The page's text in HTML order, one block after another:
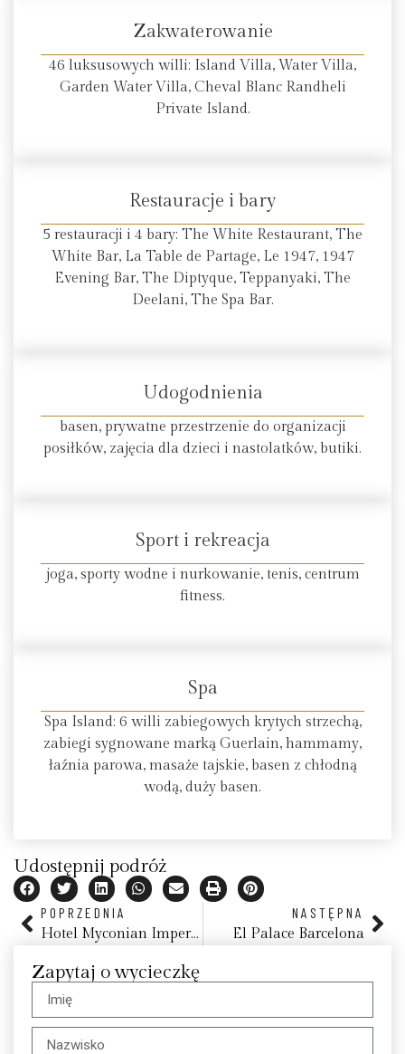
Zakwaterowanie
46 luksusowych willi: Island Villa, Water Villa,
Garden Water Villa, Cheval Blanc Randheli
Private Island.
Restauracje i bary
5 restauracji i 4 bary: The White Restaurant, The
White Bar, La Table de Partage, Le 1947, 1947
Evening Bar, The Diptyque, Teppanyaki, The
Deelani, The Spa Bar.
Udogodnienia
basen, prywatne przestrzenie do organizacji
posiłków, zajęcia dla dzieci i nastolatków, butiki.
Sport i rekreacja
joga, sporty wodne i nurkowanie, tenis, centrum
fitness.
Spa
Spa Island: 6 willi zabiegowych krytych strzechą,
zabiegi sygnowane marką Guerlain, hammamy,
łaźnia parowa, masaże tajskie, basen z chłodną
wodą, duży basen.
Udostępnij podróż
POPRZEDNIA
Hotel Myconian Imperial Leading Hotels of the World, Mykonos
NASTĘPNA
El Palace Barcelona
Zapytaj o wycieczkę